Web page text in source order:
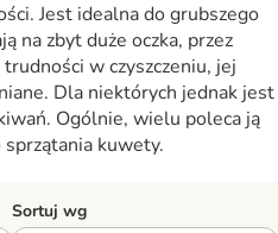
Jest idealna do grubszego
na zbyt duże oczka, przez
w czyszczeniu, jej
Dla niektórych jednak jest
Ogólnie, wielu poleca ją
kuwety.
Sortuj wg